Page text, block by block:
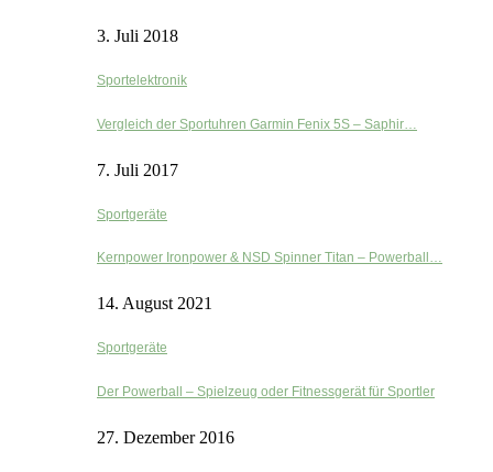
3. Juli 2018
Sportelektronik
Vergleich der Sportuhren Garmin Fenix 5S – Saphir…
7. Juli 2017
Sportgeräte
Kernpower Ironpower & NSD Spinner Titan – Powerball…
14. August 2021
Sportgeräte
Der Powerball – Spielzeug oder Fitnessgerät für Sportler
27. Dezember 2016